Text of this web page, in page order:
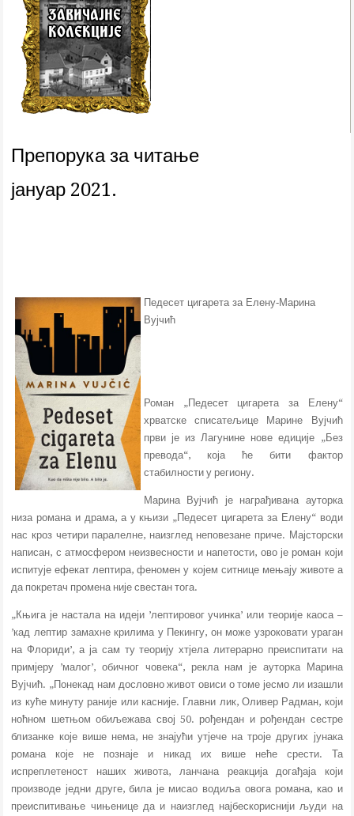
Препорука за читање
јануар 2021.
Педесет цигарета за Елену-Марина
Вујчић
Роман „Педесет цигарета за Елену“
хрватске списатељице Марине Вујчић
први је из Лагунине нове едиције „Без
превода“, која ће бити фактор
стабилности у региону.
Марина Вујчић је награђивана ауторка
низа романа и драма, а у књизи „Педесет цигарета за Елену“ води
нас кроз четири паралелне, наизглед неповезане приче. Мајсторски
написан, с атмосфером неизвесности и напетости, ово је роман који
испитује ефекат лептира, феномен у којем ситнице мењају животе а
да покретач промена није свестан тога.
„Књига је настала на идеји ’лептировог учинка’ или теорије каоса –
’кад лептир замахне крилима у Пекингу, он може узроковати ураган
на Флориди’, а ја сам ту теорију хтјела литерарно преиспитати на
примјеру ’малог’, обичног човека“, рекла нам је ауторка Марина
Вујчић. „Понекад нам дословно живот овиси о томе јесмо ли изашли
из куће минуту раније или касније. Главни лик, Оливер Радман, који
ноћном шетњом обиљежава свој 50. рођендан и рођендан сестре
близанке које више нема, не знајући утјече на троје других јунака
романа које не познаје и никад их више неће срести. Та
испреплетеност наших живота, ланчана реакција догађаја који
производе једни друге, била је мисао водиља овога романа, као и
преиспитивање чињенице да и наизглед најбескориснији људи на